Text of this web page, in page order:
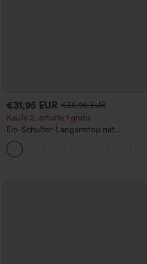
€31,95 EUR €35,95 EUR
Kaufe 2, erhalte 1 gratis
Ein-Schulter-Langarmtop mit
Daumenloch, geschwungener Saum
(High-Low), schnell trocknend – Yoga-
Sporttop mit integriertem BH